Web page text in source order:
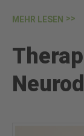
MEHR LESEN